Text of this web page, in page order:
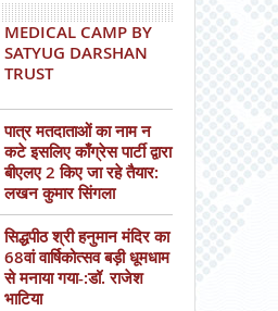
MEDICAL CAMP BY
SATYUG DARSHAN
TRUST
पात्र मतदाताओं का नाम न
कटे इसलिए काँग्रेस पार्टी द्वारा
बीएलए 2 किए जा रहे तैयार:
लखन कुमार सिंगला
सिद्धपीठ श्री हनुमान मंदिर का
68वां वार्षिकोत्सव बड़ी धूमधाम
से मनाया गया-:डॉ. राजेश
भाटिया